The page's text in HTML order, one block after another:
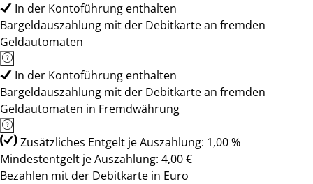
In der Kontoführung enthalten
Bargeldauszahlung mit der Debitkarte an fremden
Geldautomaten
In der Kontoführung enthalten
Bargeldauszahlung mit der Debitkarte an fremden
Geldautomaten in Fremdwährung
Zusätzliches Entgelt je Auszahlung: 1,00 %
Mindestentgelt je Auszahlung: 4,00 €
Bezahlen mit der Debitkarte in Euro